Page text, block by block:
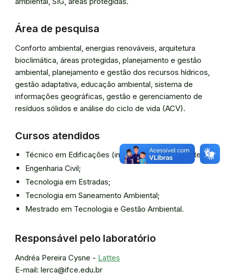
Área de pesquisa
Conforto ambiental, energias renováveis, arquitetura
bioclimática, áreas protegidas, planejamento e gestão
ambiental, planejamento e gestão dos recursos hídricos,
gestão adaptativa, educação ambiental, sistema de
informações geográficas, gestão e gerenciamento de
resíduos sólidos e análise do ciclo de vida (ACV).
Cursos atendidos
Técnico em Edificações (integrado e subsequente);
Engenharia Civil;
Tecnologia em Estradas;
Tecnologia em Saneamento Ambiental;
Mestrado em Tecnologia e Gestão Ambiental.
Responsável pelo laboratório
Andréa Pereira Cysne - Lattes
E-mail: lerca@ifce.edu.br